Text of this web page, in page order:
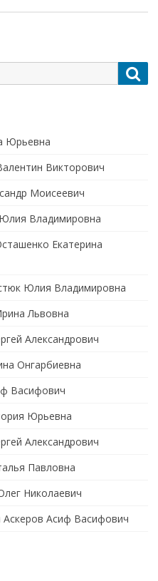
Юрьевна
Викторович
Моисеевич
Владимировна
Екатерина
Юлия Владимировна
Львовна
Александрович
Онгарбиевна
Васифович
Юрьевна
Александрович
Павловна
Николаевич
Аскеров Асиф Васифович